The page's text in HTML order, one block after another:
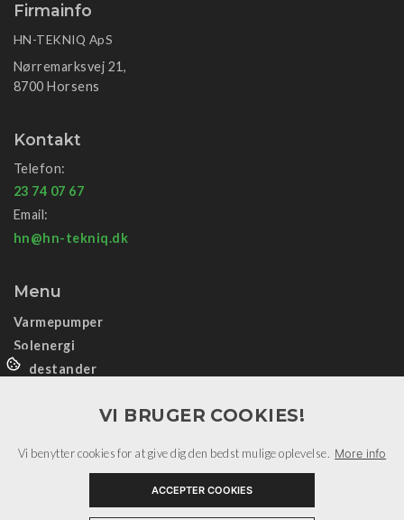
Firmainfo
HN-TEKNIQ ApS
Nørremarksvej 21,
8700 Horsens
Kontakt
Telefon:
23 74 07 67
Email:
hn@hn-tekniq.dk
Menu
Varmepumper
Solenergi
Ladestander
El-installation
Informationer
VI BRUGER COOKIES!
Vi benytter cookies for at give dig den bedst mulige oplevelse. More info
ACCEPTER COOKIES